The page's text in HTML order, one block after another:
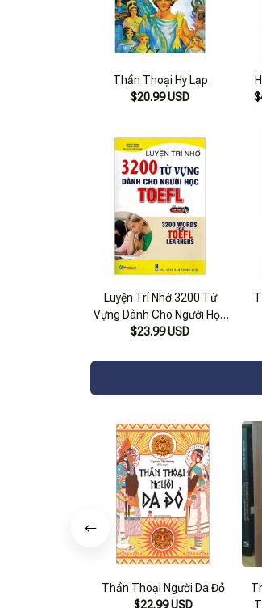
Thần Thoại Hy Lạp
$20.99 USD
Luyện Trí Nhớ 3200 Từ
Vựng Dành Cho Người Học
Toefl
$23.99 USD
Thần Thoại Người Da Đỏ
$22.99 USD